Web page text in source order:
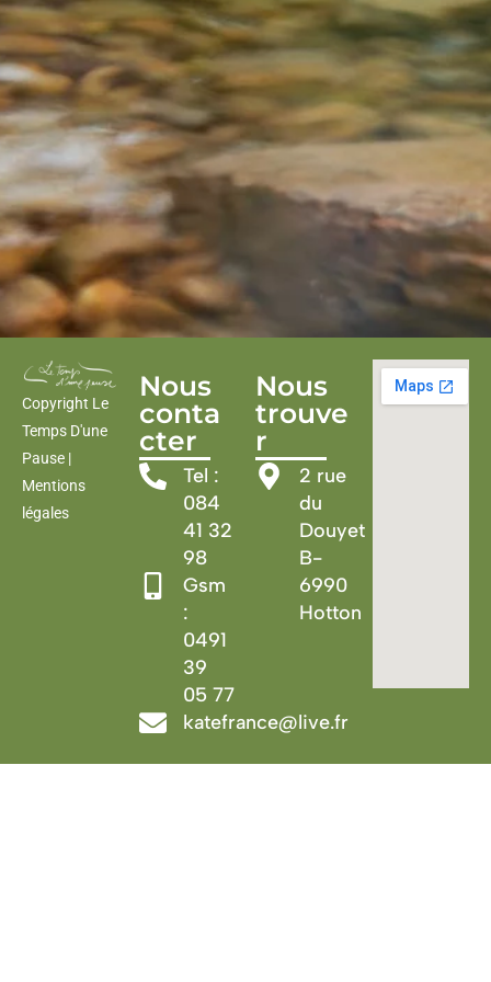
Copyright Le
Temps D'une
Pause |
Mentions
légales
Nous
conta
cter
Tel :
084
41 32
98
Gsm
:
0491
39
05 77
katefrance@live.fr
Nous
trouve
r
2 rue
du
Douyet
B-
6990
Hotton